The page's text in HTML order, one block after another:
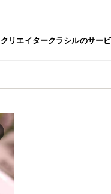
クリエイタークラシルのサー